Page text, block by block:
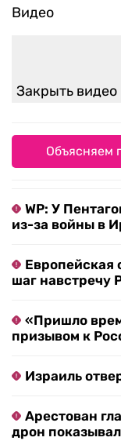
Видео
Закрыть видео
Объясняем
WP: У
из-за войны в
Европейская
шаг навстречу
«Пришло
призывом к
Израиль
Арестован
дрон